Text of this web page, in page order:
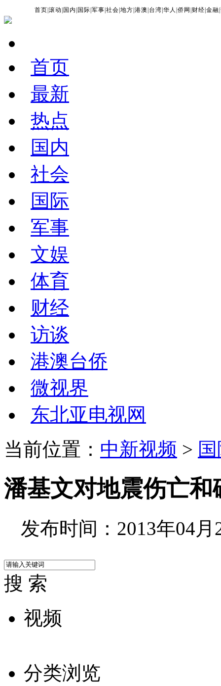
首页 |滚动 国内 国际 |军事 |社会 |地方 |港澳 台湾 |华人 |侨网 财经 |金融 |
首页
最新
热点
国内
社会
国际
军事
文娱
体育
财经
访谈
港澳台侨
微视界
东北亚电视网
当前位置： 中新视频 >
潘基文对地震伤亡
发布时间：2013年04月
搜 索
视频
分类浏览